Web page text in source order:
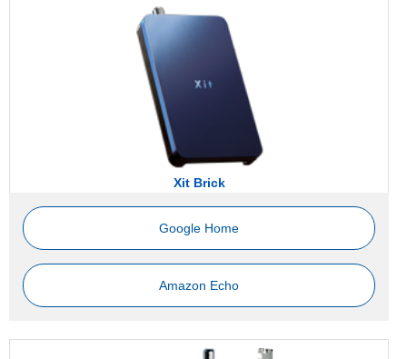
Xit Brick
Google Home
Amazon Echo